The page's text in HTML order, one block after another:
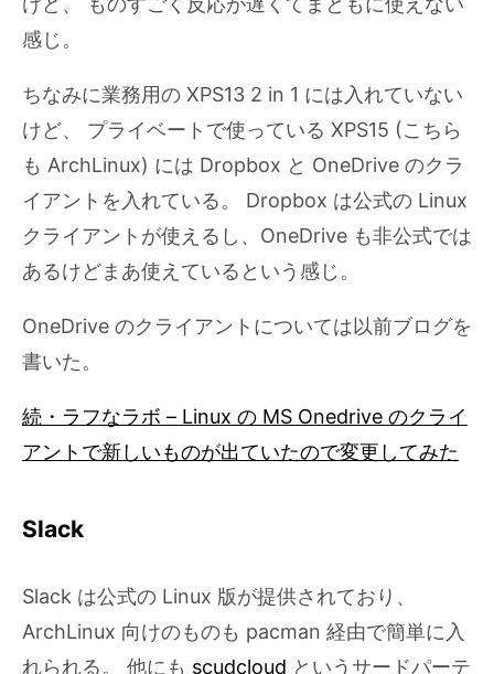
感じ。
ちなみに業務用の XPS13 2 in 1 には入れていない
けど、 プライベートで使っている XPS15 (こちら
も ArchLinux) には Dropbox と OneDrive のクラ
イアントを入れている。 Dropbox は公式の Linux
クライアントが使えるし、OneDrive も非公式では
あるけどまあ使えているという感じ。
OneDrive のクライアントについては以前ブログを
書いた。
続・ラフなラボ – Linux の MS Onedrive のクライ
アントで新しいものが出ていたので変更してみた
Slack
Slack は公式の Linux 版が提供されており、
ArchLinux 向けのものも pacman 経由で簡単に入
れられる。 他にも scudcloud というサードパーテ